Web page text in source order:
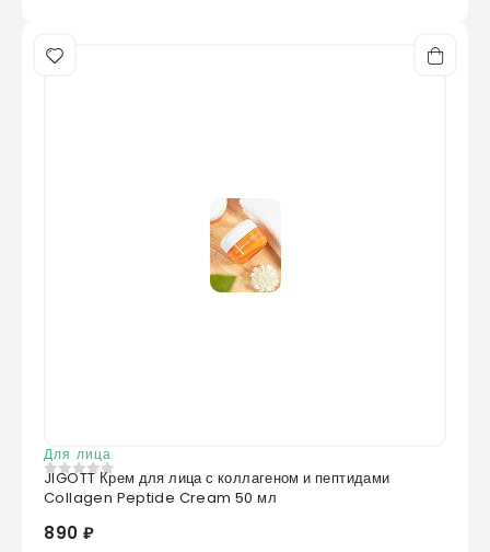
Для лица
0из 5
JIGOTT Крем для лица с коллагеном и пептидами
Collagen Peptide Cream 50 мл
890 ₽